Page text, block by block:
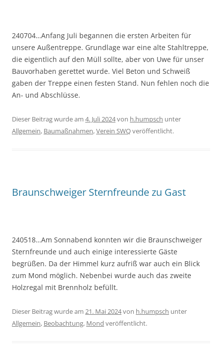
240704…Anfang Juli begannen die ersten Arbeiten für
unsere Außentreppe. Grundlage war eine alte Stahltreppe,
die eigentlich auf den Müll sollte, aber von Uwe für unser
Bauvorhaben gerettet wurde. Viel Beton und Schweiß
gaben der Treppe einen festen Stand. Nun fehlen noch die
An- und Abschlüsse.
Dieser Beitrag wurde am 4. Juli 2024von h.humpsch unter
Allgemein, Baumaßnahmen,Verein SWQveröffentlicht.
Braunschweiger Sternfreunde zu Gast
240518…Am Sonnabend konnten wir die Braunschweiger
Sternfreunde und auch einige interessierte Gäste
begrüßen. Da der Himmel kurz aufriß war auch ein Blick
zum Mond möglich. Nebenbei wurde auch das zweite
Holzregal mit Brennholz befüllt.
Dieser Beitrag wurde am 21. Mai 2024von h.humpsch unter
Allgemein, Beobachtung, Mond veröffentlicht.